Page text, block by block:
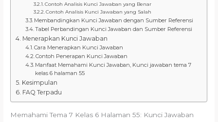
Contoh Analisis Kunci Jawaban yang Benar
Contoh Analisis Kunci Jawaban yang Salah
Membandingkan Kunci Jawaban dengan Sumber Referensi
Tabel Perbandingan Kunci Jawaban dan Sumber Referensi
Menerapkan Kunci Jawaban
Cara Menerapkan Kunci Jawaban
Contoh Penerapan Kunci Jawaban
Manfaat Memahami Kunci Jawaban, Kunci jawaban tema 7
kelas 6 halaman 55
Kesimpulan
FAQ Terpadu
Memahami Tema 7 Kelas 6 Halaman 55: Kunci Jawaban